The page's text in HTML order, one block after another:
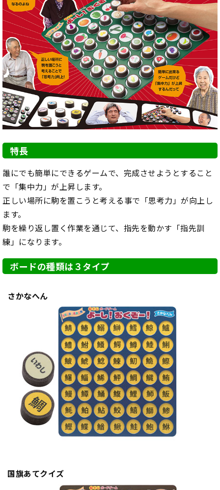
特長
誰にでも簡単にできるゲームで、完成させようとすること
で「集中力」が上昇します。
正しい場所に駒を置こうと考える事で「思考力」が向上し
ます。
駒を繰り返し置く作業を通じて、指先を動かす「指先訓
練」になります。
ボードの種類は３タイプ
さかなへん
国旗あてクイズ